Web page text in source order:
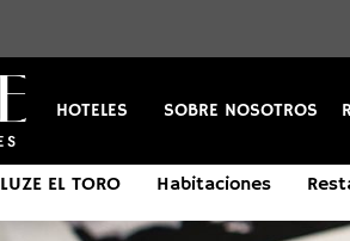
HOTELES SOBRE NOSOTROS
LUZE EL TORO Habitaciones